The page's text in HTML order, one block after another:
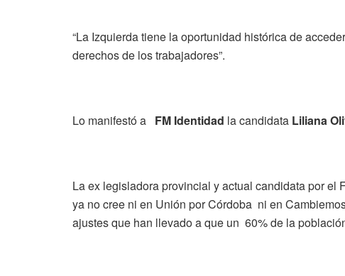
“La Izquierda tiene la oportunidad histórica de
derechos de los trabajadores”.
Lo manifestó a FM Identidad la candidata Liliana
La ex legisladora provincial y actual candidata por
ya no cree ni en Unión por Córdoba ni en
ajustes que han llevado a que un 60% de la